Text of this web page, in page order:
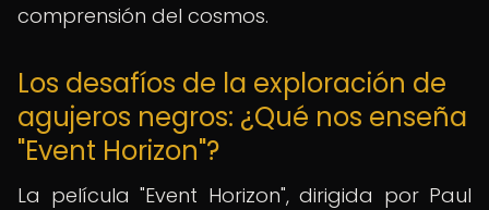
comprensión del cosmos.
Los desafíos de la exploración de
agujeros negros: ¿Qué nos enseña
"Event Horizon"?
La película "Event Horizon", dirigida por Paul